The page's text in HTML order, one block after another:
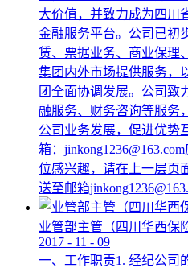
大价值，并致力成为四川
金融服务平台。公司已初
赁、票据业务、商业保理
集团内外市场提供服务，
团全面协调发展。公司致
融服务、财务咨询等服务
公司业务发展，促进优势
箱：
位感兴趣，请在上一层页
送至邮箱
业管部主管（四川华西保
2017 - 11 - 09
一、工作职责1. 经纪公司